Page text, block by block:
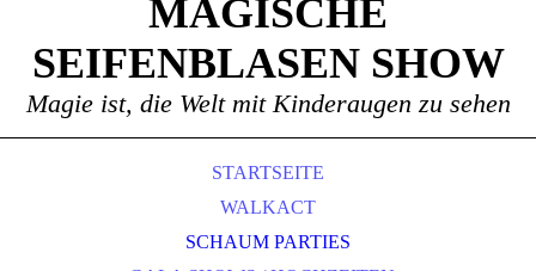
MAGISCHE
SEIFENBLASEN SHOW
Magie ist, die Welt mit Kinderaugen zu sehen
STARTSEITE
WALKACT
SCHAUM PARTIES